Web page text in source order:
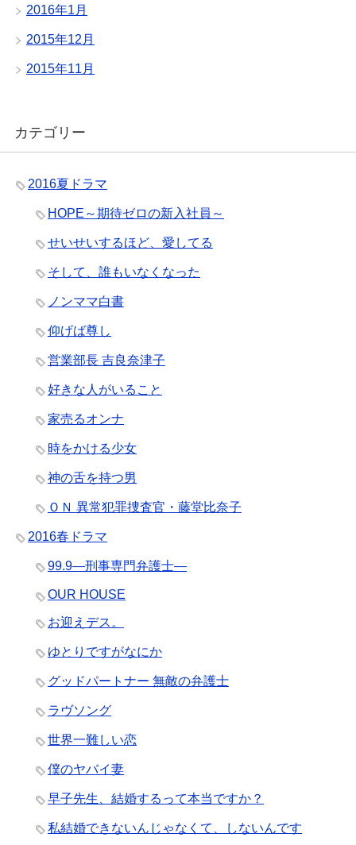
2016年1月
2015年12月
2015年11月
カテゴリー
2016夏ドラマ
HOPE～期待ゼロの新入社員～
せいせいするほど、愛してる
そして、誰もいなくなった
ノンママ白書
仰げば尊し
営業部長 吉良奈津子
好きな人がいること
家売るオンナ
時をかける少女
神の舌を持つ男
ＯＮ 異常犯罪捜査官・藤堂比奈子
2016春ドラマ
99.9―刑事専門弁護士―
OUR HOUSE
お迎えデス。
ゆとりですがなにか
グッドパートナー 無敵の弁護士
ラヴソング
世界一難しい恋
僕のヤバイ妻
早子先生、結婚するって本当ですか？
私結婚できないんじゃなくて、しないんです